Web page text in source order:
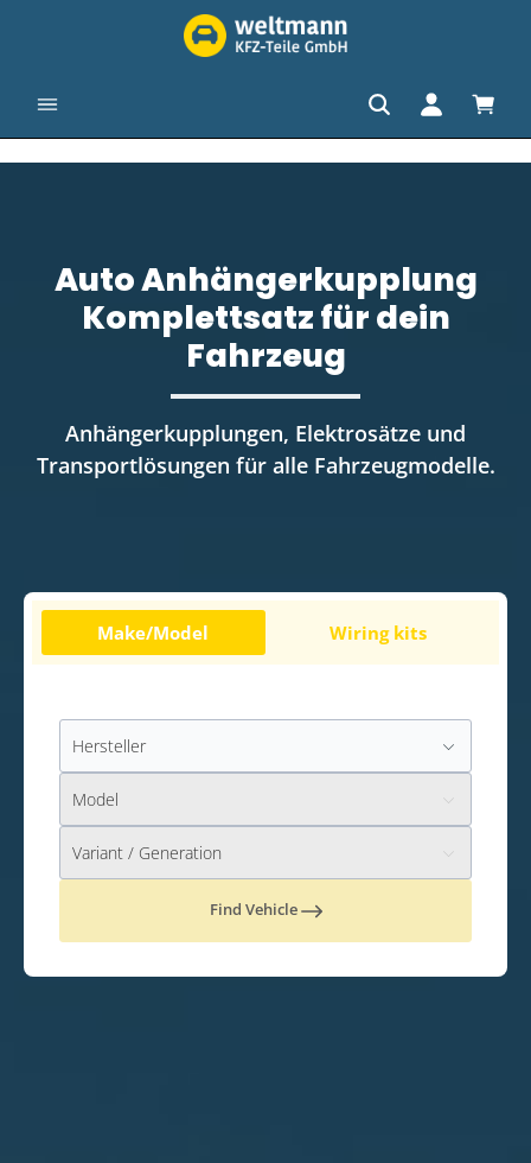
Auto Anhängerkupplung
Komplettsatz für dein
Fahrzeug
Anhängerkupplungen, Elektrosätze und
Transportlösungen für alle Fahrzeugmodelle.
Make/Model Wiring kits
Find Vehicle